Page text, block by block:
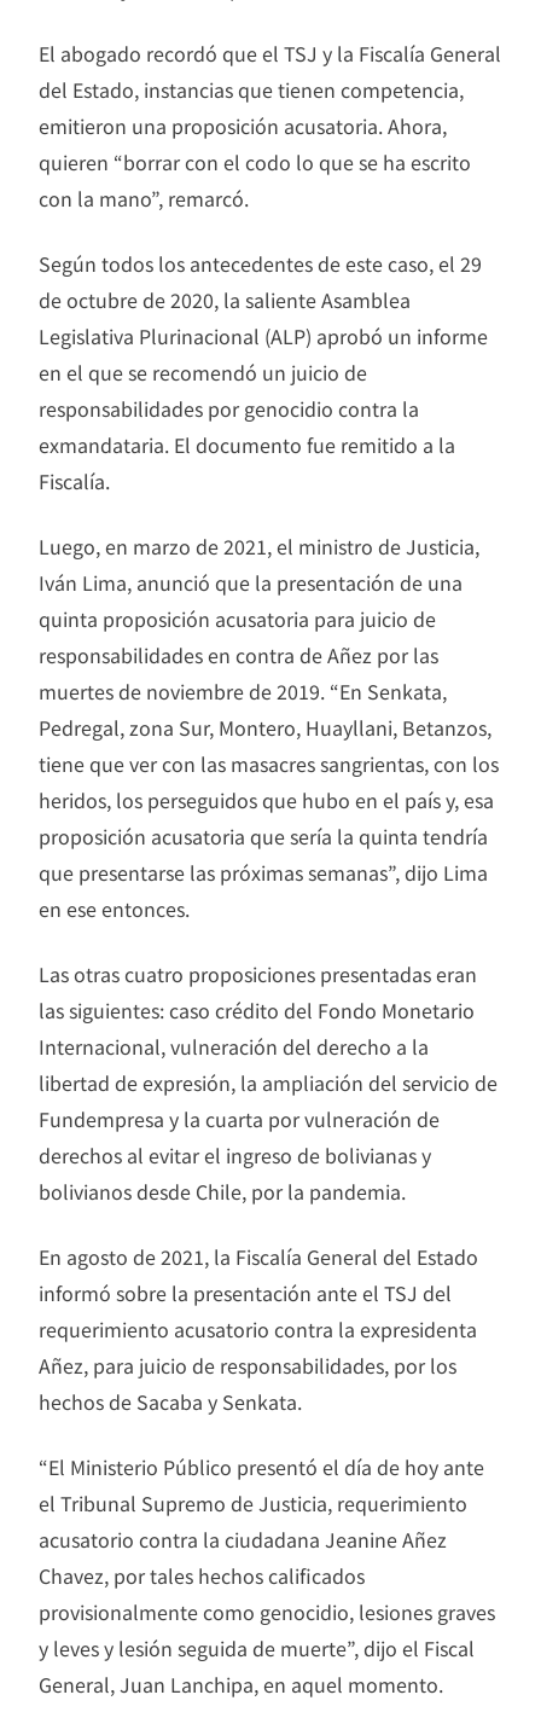
El abogado recordó que el TSJ y la Fiscalía General
del Estado, instancias que tienen competencia,
emitieron una proposición acusatoria. Ahora,
quieren “borrar con el codo lo que se ha escrito
con la mano”, remarcó.
Según todos los antecedentes de este caso, el 29
de octubre de 2020, la saliente Asamblea
Legislativa Plurinacional (ALP) aprobó un informe
en el que se recomendó un juicio de
responsabilidades por genocidio contra la
exmandataria. El documento fue remitido a la
Fiscalía.
Luego, en marzo de 2021, el ministro de Justicia,
Iván Lima, anunció que la presentación de una
quinta proposición acusatoria para juicio de
responsabilidades en contra de Añez por las
muertes de noviembre de 2019. “En Senkata,
Pedregal, zona Sur, Montero, Huayllani, Betanzos,
tiene que ver con las masacres sangrientas, con los
heridos, los perseguidos que hubo en el país y, esa
proposición acusatoria que sería la quinta tendría
que presentarse las próximas semanas”, dijo Lima
en ese entonces.
Las otras cuatro proposiciones presentadas eran
las siguientes: caso crédito del Fondo Monetario
Internacional, vulneración del derecho a la
libertad de expresión, la ampliación del servicio de
Fundempresa y la cuarta por vulneración de
derechos al evitar el ingreso de bolivianas y
bolivianos desde Chile, por la pandemia.
En agosto de 2021, la Fiscalía General del Estado
informó sobre la presentación ante el TSJ del
requerimiento acusatorio contra la expresidenta
Añez, para juicio de responsabilidades, por los
hechos de Sacaba y Senkata.
“El Ministerio Público presentó el día de hoy ante
el Tribunal Supremo de Justicia, requerimiento
acusatorio contra la ciudadana Jeanine Añez
Chavez, por tales hechos calificados
provisionalmente como genocidio, lesiones graves
y leves y lesión seguida de muerte”, dijo el Fiscal
General, Juan Lanchipa, en aquel momento.